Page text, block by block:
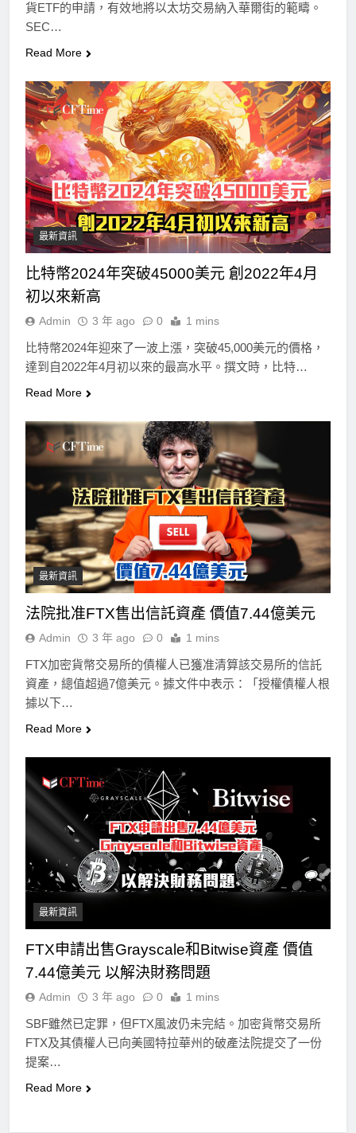
貨ETF的申請，有效地將以太坊交易納入華爾街的範疇。
SEC…
Read More
最新資訊
比特幣2024年突破45000美元 創2022年4月
初以來新高
Admin 3 年 ago 0 1 mins
比特幣2024年迎來了一波上漲，突破45,000美元的價格，
達到自2022年4月初以來的最高水平。撰文時，比特…
Read More
最新資訊
法院批准FTX售出信託資產 價值7.44億美元
Admin 3 年 ago 0 1 mins
FTX加密貨幣交易所的債權人已獲准清算該交易所的信託
資產，總值超過7億美元。據文件中表示：「授權債權人根
據以下…
Read More
最新資訊
FTX申請出售Grayscale和Bitwise資產 價值
7.44億美元 以解決財務問題
Admin 3 年 ago 0 1 mins
SBF雖然已定罪，但FTX風波仍未完結。加密貨幣交易所
FTX及其債權人已向美國特拉華州的破產法院提交了一份
提案…
Read More